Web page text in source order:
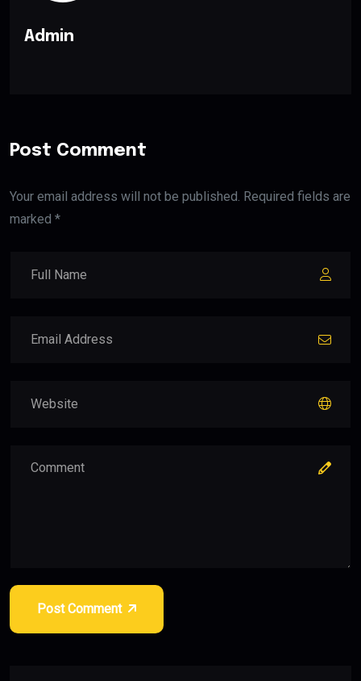
Admin
Post Comment
Your email address will not be published. Required fields are
marked *
Post Comment